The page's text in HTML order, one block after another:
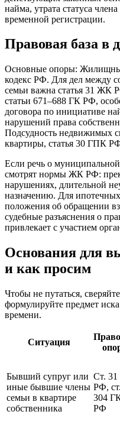
найма, утрата статуса
временной регистрации.
Правовая база в
Основные опоры:
кодекс РФ. Для дел между
семьи важна статья 31
статьи 671–688 ГК РФ,
договора по инициативе
нарушений права
Подсудность недвижимых
квартиры, статья 30 ГПК
Если речь о
смотрят нормы ЖК РФ:
нарушениях, длительной
назначению. Для
положения об обращении
судебные разъяснения о
привлекает с участием
Основания для
и как просим
Чтобы не путаться,
формулируйте предмет
времени.
Ситуация
Бывший супруг или
иные бывшие члены
семьи в квартире
собственника
Ст.
РФ, ст.
304
РФ